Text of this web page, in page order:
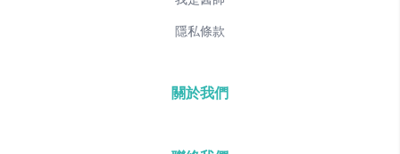
隱私條款
關於我們